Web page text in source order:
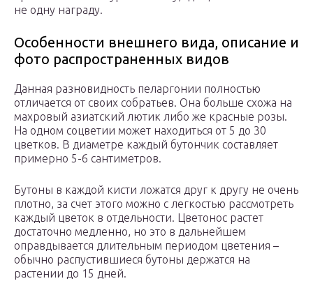
не одну награду.
Особенности внешнего вида, описание и
фото распространенных видов
Данная разновидность пеларгонии полностью
отличается от своих собратьев. Она больше схожа на
махровый азиатский лютик либо же красные розы.
На одном соцветии может находиться от 5 до 30
цветков. В диаметре каждый бутончик составляет
примерно 5-6 сантиметров.
Бутоны в каждой кисти ложатся друг к другу не очень
плотно, за счет этого можно с легкостью рассмотреть
каждый цветок в отдельности. Цветонос растет
достаточно медленно, но это в дальнейшем
оправдывается длительным периодом цветения –
обычно распустившиеся бутоны держатся на
растении до 15 дней.